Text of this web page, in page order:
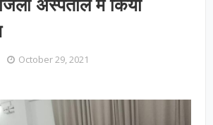
October 29, 2021